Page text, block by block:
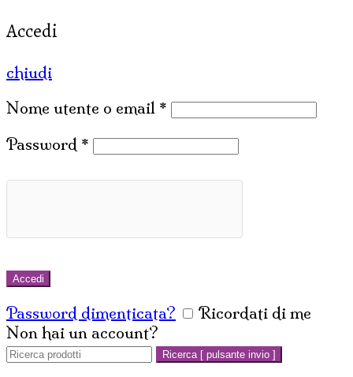
Accedi
chiudi
Nome utente o email *
Password *
Accedi
Password dimenticata?
Ricordati di me
Non hai un account?
Cerca:
Ricerca [ pulsante invio ]